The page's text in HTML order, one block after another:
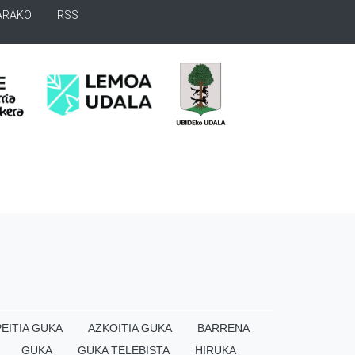
RSS
GUKA AZKOITIA GUKA
BARRENA
GUKA
GUKA TELEBISTA HIRUKA